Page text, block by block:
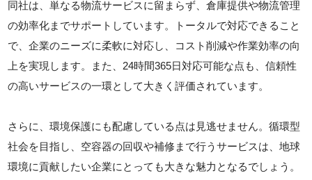
同社は、単なる物流サービスに留まらず、倉庫提供や物流管理
の効率化までサポートしています。トータルで対応できること
で、企業のニーズに柔軟に対応し、コスト削減や作業効率の向
上を実現します。また、24時間365日対応可能な点も、信頼性
の高いサービスの一環として大きく評価されています。
さらに、環境保護にも配慮している点は見逃せません。循環型
社会を目指し、空容器の回収や補修まで行うサービスは、地球
環境に貢献したい企業にとっても大きな魅力となるでしょう。